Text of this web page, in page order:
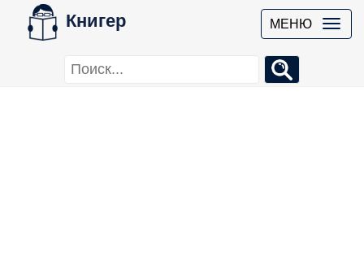
Книгер МЕНЮ